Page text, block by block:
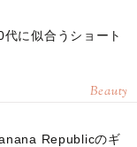
に似合うショート
Beauty
Republicのギ